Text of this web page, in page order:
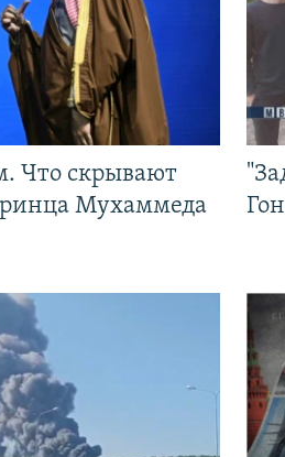
Что скрывают
Мухаммеда